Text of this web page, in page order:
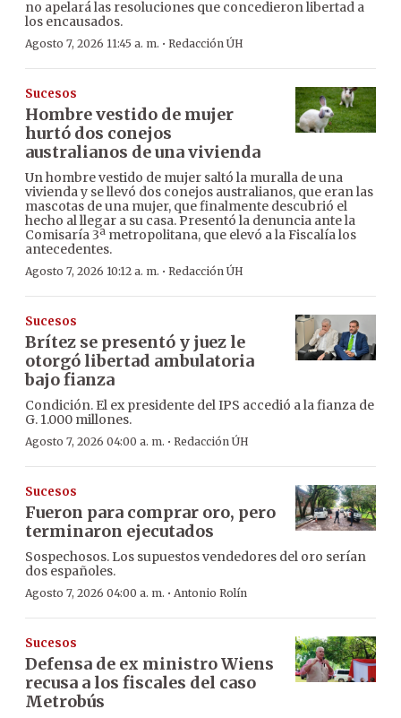
no apelará las resoluciones que concedieron libertad a
los encausados.
Agosto 7, 2026 11:45 a. m. · Redacción ÚH
Sucesos
Hombre vestido de mujer
hurtó dos conejos
australianos de una vivienda
Un hombre vestido de mujer saltó la muralla de una
vivienda y se llevó dos conejos australianos, que eran las
mascotas de una mujer, que finalmente descubrió el
hecho al llegar a su casa. Presentó la denuncia ante la
Comisaría 3ª metropolitana, que elevó a la Fiscalía los
antecedentes.
Agosto 7, 2026 10:12 a. m. · Redacción ÚH
Sucesos
Brítez se presentó y juez le
otorgó libertad ambulatoria
bajo fianza
Condición. El ex presidente del IPS accedió a la fianza de
G. 1.000 millones.
Agosto 7, 2026 04:00 a. m. · Redacción ÚH
Sucesos
Fueron para comprar oro, pero
terminaron ejecutados
Sospechosos. Los supuestos vendedores del oro serían
dos españoles.
Agosto 7, 2026 04:00 a. m. · Antonio Rolín
Sucesos
Defensa de ex ministro Wiens
recusa a los fiscales del caso
Metrobús